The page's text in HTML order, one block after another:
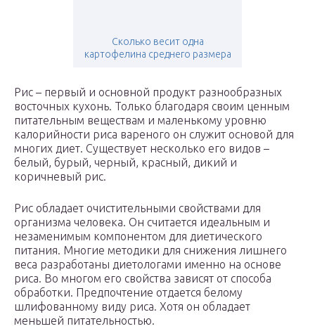
Сколько весит одна
картофелина среднего размера
Рис – первый и основной продукт разнообразных
восточных кухонь. Только благодаря своим ценным
питательным веществам и маленькому уровню
калорийности риса вареного он служит основой для
многих диет. Существует несколько его видов –
белый, бурый, черный, красный, дикий и
коричневый рис.
Рис обладает очистительными свойствами для
организма человека. Он считается идеальным и
незаменимым компонентом для диетического
питания. Многие методики для снижения лишнего
веса разработаны диетологами именно на основе
риса. Во многом его свойства зависят от способа
обработки. Предпочтение отдается белому
шлифованному виду риса. Хотя он обладает
меньшей питательностью.